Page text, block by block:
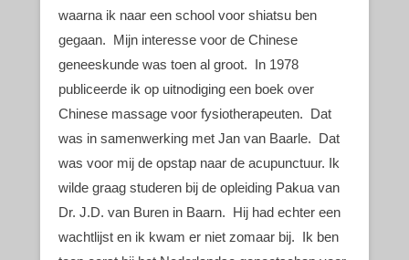
waarna ik naar een school voor shiatsu ben
gegaan. Mijn interesse voor de Chinese
geneeskunde was toen al groot. In 1978
publiceerde ik op uitnodiging een boek over
Chinese massage voor fysiotherapeuten. Dat
was in samenwerking met Jan van Baarle. Dat
was voor mij de opstap naar de acupunctuur. Ik
wilde graag studeren bij de opleiding Pakua van
Dr. J.D. van Buren in Baarn. Hij had echter een
wachtlijst en ik kwam er niet zomaar bij. Ik ben